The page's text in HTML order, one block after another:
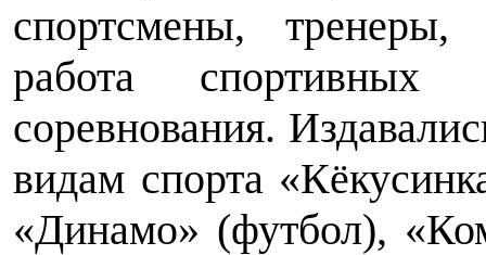
спортсмены, тренеры,
работа
соревнования.
видам спорта
«Динамо» (футбол),